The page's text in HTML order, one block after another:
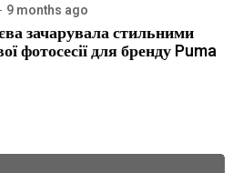
9 months ago
зачарувала стильними
фотосесії для бренду Puma